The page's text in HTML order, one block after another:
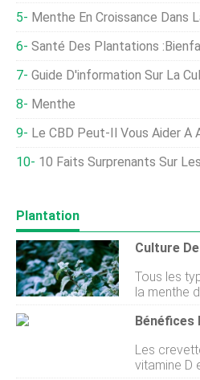
Menthe En Croissance Dans La Cour,
Santé Des Plantations :bienfaits
Guide D'information Sur La
Menthe
Le CBD Peut-Il Vous Aider À
10 Faits Surprenants Sur
Plantation
Culture
Tous les
la menthe
menthe
chocolat)
vous
endroit où
Les
vitamine D